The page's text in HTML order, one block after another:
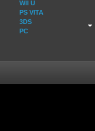
WII U
PS VITA
3DS
PC